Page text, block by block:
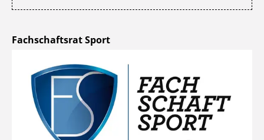
Fachschaftsrat Sport